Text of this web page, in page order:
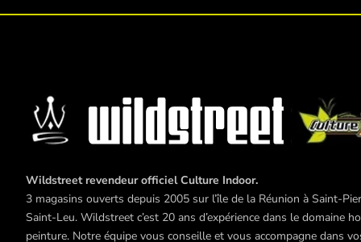
Wildstreet revendeur officiel Culture Indoor.
3 magasins ouverts depuis 2005 sur l’île de la Réunion à Saint-
Saint-Leu. Wildstreet c’est 20 ans d’expérience dans le domaine
peinture. Notre équipe vous conseille et vous accompagne dans